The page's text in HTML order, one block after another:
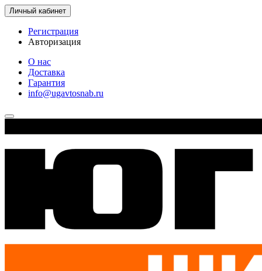
Личный кабинет
Регистрация
Авторизация
О нас
Доставка
Гарантия
info@ugavtosnab.ru